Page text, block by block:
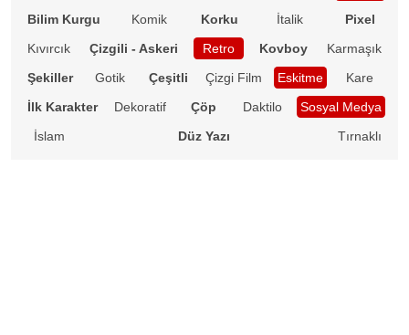
Bilim Kurgu
Komik Korku İtalik
Pixel
Kıvırcık
Çizgili - Askeri Retro Kovboy
Karmaşık
Şekiller
Gotik Çeşitli Çizgi Film Eskitme
Kare
İlk Karakter
Dekoratif Çöp Daktilo
Sosyal Medya
İslam
Düz Yazı Tırnaklı